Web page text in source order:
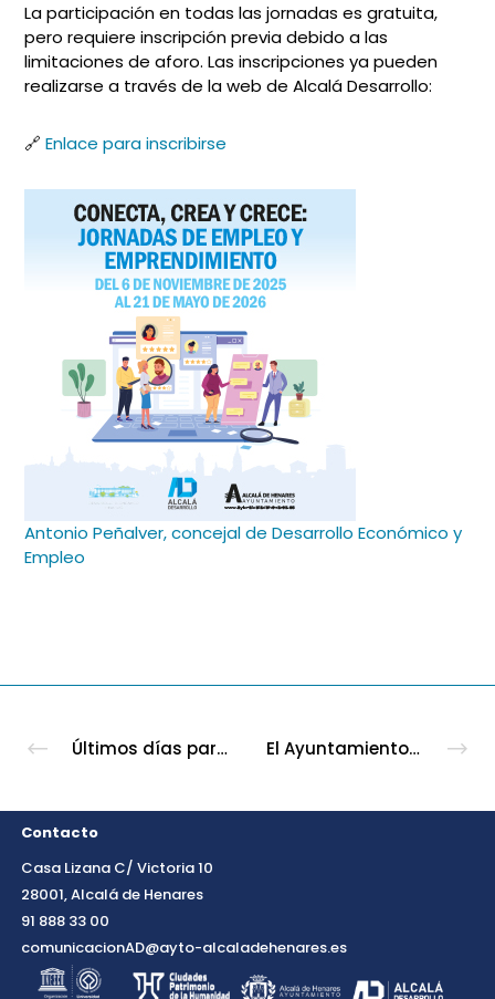
La participación en todas las jornadas es gratuita,
pero requiere inscripción previa debido a las
limitaciones de aforo. Las inscripciones ya pueden
realizarse a través de la web de Alcalá Desarrollo:
🔗Enlace para inscribirse
Antonio Peñalver, concejal de Desarrollo Económico y
Empleo
Últimos días para presentar candidaturas a la XII Edición de los Premios “Alcalá Emprende” El Ayuntamiento de Alcalá lanza la convocatoria de las subvenciones destinadas a la reparación, mantenimiento y conservación de áreas industriales y comerciales de uso público y mantenimiento privado
Contacto
Casa Lizana C/ Victoria 10
28001, Alcalá de Henares
91 888 33 00
comunicacionAD@ayto-alcaladehenares.es